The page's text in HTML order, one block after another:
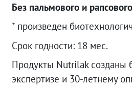
Без пальмового и
* произведен
Срок годности: 18 мес.
Продукты Nutrilak созданы
экспертизе и 30-летнему